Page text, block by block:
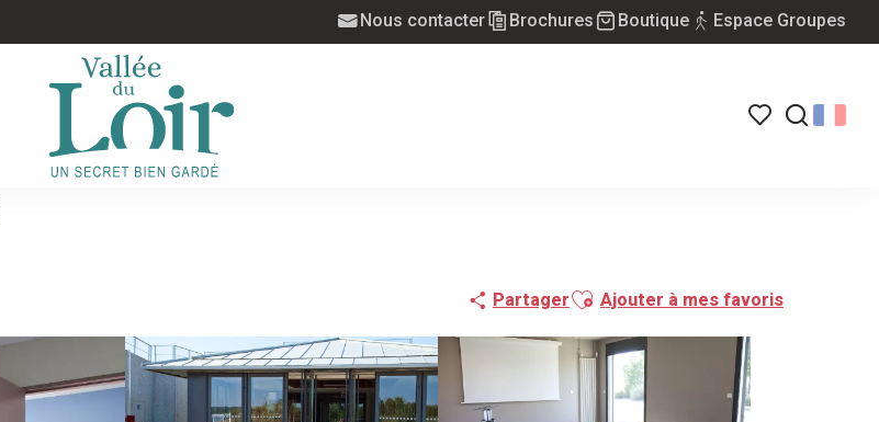
Nous contacter Brochures Boutique Espace Groupes
PartagerAjouter aux favoris
Ajouter à mes favoris